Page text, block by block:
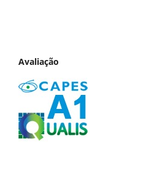
Avaliação